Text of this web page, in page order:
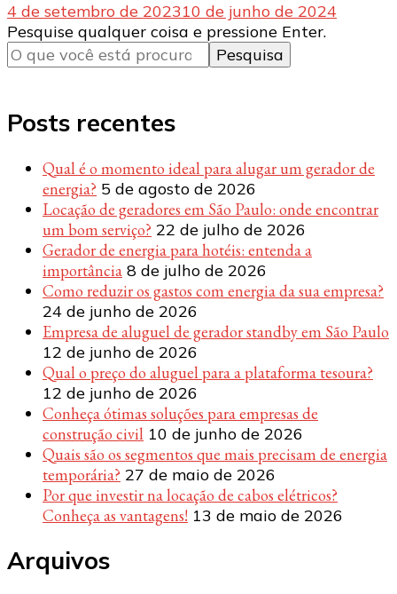
4 de setembro de 202310 de junho de 2024
Procurando
algo?
Pesquise qualquer coisa e pressione Enter.
Posts recentes
Qual é o momento ideal para alugar um gerador de
energia? 5 de agosto de 2026
Locação de geradores em São Paulo: onde encontrar
um bom serviço? 22 de julho de 2026
Gerador de energia para hotéis: entenda a
importância 8 de julho de 2026
Como reduzir os gastos com energia da sua empresa?
24 de junho de 2026
Empresa de aluguel de gerador standby em São Paulo
12 de junho de 2026
Qual o preço do aluguel para a plataforma tesoura?
12 de junho de 2026
Conheça ótimas soluções para empresas de
construção civil 10 de junho de 2026
Quais são os segmentos que mais precisam de energia
temporária? 27 de maio de 2026
Por que investir na locação de cabos elétricos?
Conheça as vantagens! 13 de maio de 2026
Arquivos